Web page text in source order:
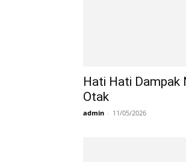
Hati Hati Dampak
Otak
admin - 11/05/2026